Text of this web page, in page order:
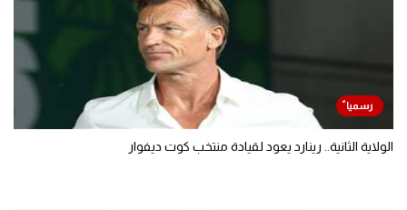
الولاية الثانية.. رينارد يعود لقيادة منتخب كوت ديفوار